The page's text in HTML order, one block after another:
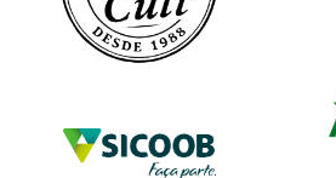
VEJA MAIS